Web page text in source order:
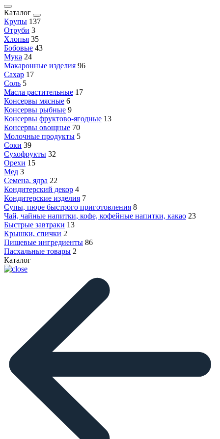
Каталог
Крупы 137
Отруби 3
Хлопья 35
Бобовые 43
Мука 24
Макаронные изделия 96
Сахар 17
Соль 5
Масла растительные 17
Консервы мясные 6
Консервы рыбные 9
Консервы фруктово-ягодные 13
Консервы овощные 70
Молочные продукты 5
Соки 39
Сухофрукты 32
Орехи 15
Мед 3
Семена, ядра 22
Кондитерский декор 4
Кондитерские изделия 7
Супы, пюре быстрого приготовления 8
Чай, чайные напитки, кофе, кофейные напитки, какао 23
Быстрые завтраки 13
Крышки, спички 2
Пищевые ингредиенты 86
Пасхальные товары 2
Каталог